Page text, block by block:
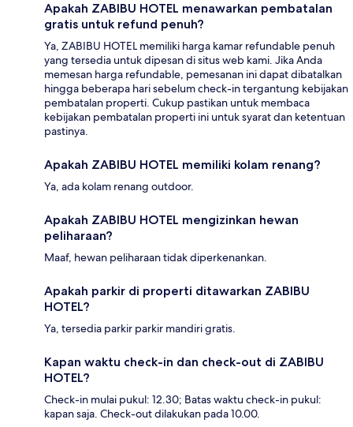
Apakah ZABIBU HOTEL menawarkan pembatalan
gratis untuk refund penuh?
Ya, ZABIBU HOTEL memiliki harga kamar refundable penuh
yang tersedia untuk dipesan di situs web kami. Jika Anda
memesan harga refundable, pemesanan ini dapat dibatalkan
hingga beberapa hari sebelum check-in tergantung kebijakan
pembatalan properti. Cukup pastikan untuk membaca
kebijakan pembatalan properti ini untuk syarat dan ketentuan
pastinya.
Apakah ZABIBU HOTEL memiliki kolam renang?
Ya, ada kolam renang outdoor.
Apakah ZABIBU HOTEL mengizinkan hewan
peliharaan?
Maaf, hewan peliharaan tidak diperkenankan.
Apakah parkir di properti ditawarkan ZABIBU
HOTEL?
Ya, tersedia parkir parkir mandiri gratis.
Kapan waktu check-in dan check-out di ZABIBU
HOTEL?
Check-in mulai pukul: 12.30; Batas waktu check-in pukul:
kapan saja. Check-out dilakukan pada 10.00.